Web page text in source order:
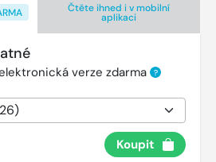
Čtěte ihned i v mobilní
aplikaci
verze zdarma ?
Koupit